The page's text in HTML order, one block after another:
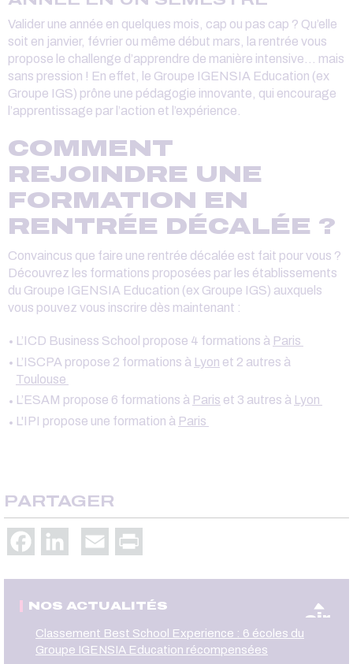
Valider une année en quelques mois, cap ou pas cap ? Qu’elle
soit en janvier, février ou même début mars, la rentrée vous
propose le challenge d’apprendre de manière intensive… mais
sans pression ! En effet, le Groupe IGENSIA Education (ex
Groupe IGS) prône une pédagogie innovante, qui encourage
l’apprentissage par l’action et l’expérience.
COMMENT
REJOINDRE UNE
FORMATION EN
RENTRÉE DÉCALÉE ?
Convaincus que faire une rentrée décalée est fait pour vous ?
Découvrez les formations proposées par les établissements
du Groupe IGENSIA Education (ex Groupe IGS) auxquels
vous pouvez vous inscrire dès maintenant :
L’ICD Business School propose 4 formations à Paris
L’ISCPA propose 2 formations à Lyon et 2 autres à
Toulouse
L’ESAM propose 6 formations à Paris et 3 autres à Lyon
L'IPI propose une formation à Paris
PARTAGER
FacebookLinkedIn Email
NOS ACTUALITÉS
oir
Classement Best School Experience : 6 écoles du
Groupe IGENSIA Education récompensées